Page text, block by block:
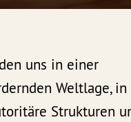
uns in einer
Weltlage,
Strukturen